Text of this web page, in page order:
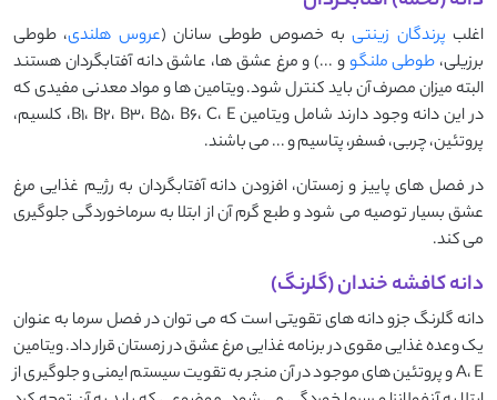
اغلب پرندگان زینتیبه خصوص طوطی سانان (عروس هلندی، طوطی
برزیلی، طوطی ملنگوو ...) و مرغ عشق ها، عاشق دانه آفتابگردان هستند
البته میزان مصرف آن باید کنترل شود. ویتامین ها و مواد معدنی مفیدی که
در این دانه وجود دارند شامل ویتامین B1، B2، B3، B5، B6، C، E، کلسیم،
پروتئین، چربی، فسفر، پتاسیم و ... می باشند.
در فصل های پاییز و زمستان، افزودن دانه آفتابگردان به رژیم غذایی مرغ
عشق بسیار توصیه می شود و طبع گرم آن از ابتلا به سرماخوردگی جلوگیری
می کند.
دانه کافشه خندان (گلرنگ)
دانه گلرنگ جزو دانه های تقویتی است که می توان در فصل سرما به عنوان
یک وعده غذایی مقوی در برنامه غذایی مرغ عشق در زمستان قرار داد. ویتامین
A، E و پروتئین های موجود در آن منجر به تقویت سیستم ایمنی و جلوگیری از